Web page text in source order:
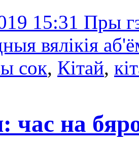
15:31 Пры
вялікія
сок, Кітай,
час на